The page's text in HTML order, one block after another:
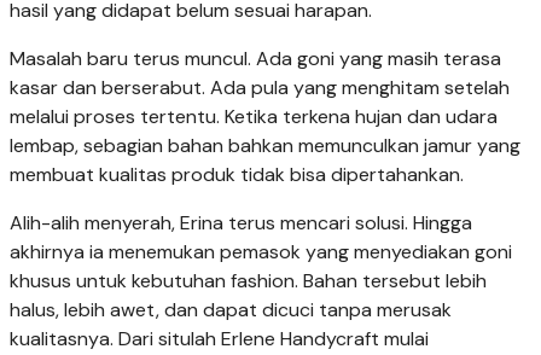
hasil yang didapat belum sesuai harapan.
Masalah baru terus muncul. Ada goni yang masih terasa
kasar dan berserabut. Ada pula yang menghitam setelah
melalui proses tertentu. Ketika terkena hujan dan udara
lembap, sebagian bahan bahkan memunculkan jamur yang
membuat kualitas produk tidak bisa dipertahankan.
Alih-alih menyerah, Erina terus mencari solusi. Hingga
akhirnya ia menemukan pemasok yang menyediakan goni
khusus untuk kebutuhan fashion. Bahan tersebut lebih
halus, lebih awet, dan dapat dicuci tanpa merusak
kualitasnya. Dari situlah Erlene Handycraft mulai